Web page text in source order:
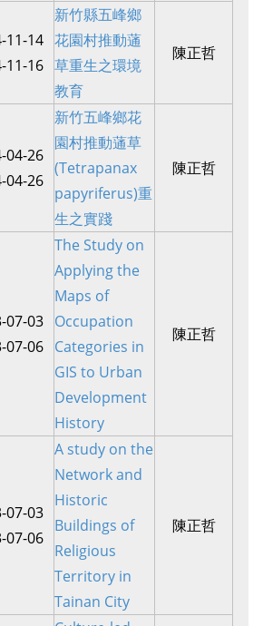
11-14
11-16
新竹縣五峰鄉
花園村推動蓪
草重生之環境
教育
陳正哲
04-26
04-26
新竹五峰鄉花
園村推動蓪草
(Tetrapanax
papyriferus)重
生之實踐
陳正哲
07-03
07-06
The Study on
Applying the
Maps of
Occupation
Categories in
GIS to Urban
Development
History
陳正哲
07-03
07-06
A study on the
Network and
Historic
Buildings of
Religious
Territory in
Tainan City
陳正哲